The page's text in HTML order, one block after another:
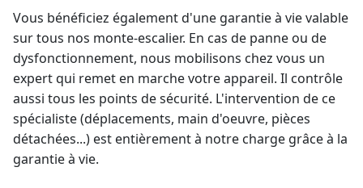
Vous bénéficiez également d'une garantie à vievalable
sur tous nos monte-escalier. En cas de panne ou de
dysfonctionnement, nous mobilisons chez vous un
expert qui remet en marche votre appareil. Il contrôle
aussi tous les points de sécurité. L'intervention de ce
spécialiste (déplacements, main d'oeuvre, pièces
détachées...) est entièrement à notre charge grâce à la
garantie à vie.